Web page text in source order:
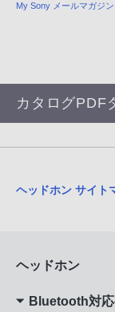
My Sony メールマガジン
カタログPDF
ヘッドホン サイト
ヘッドホン
Bluetooth対